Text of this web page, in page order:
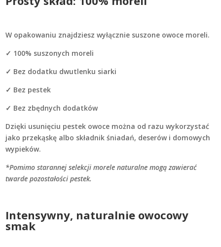
W opakowaniu znajdziesz wyłącznie suszone owoce moreli.
✓ 100% suszonych moreli
✓ Bez dodatku dwutlenku siarki
✓ Bez pestek
✓ Bez zbędnych dodatków
Dzięki usunięciu pestek owoce można od razu wykorzystać
jako przekąskę albo składnik śniadań, deserów i domowych
wypieków.
*Pomimo starannej selekcji morele naturalne mogą zawierać
twarde pozostałości pestek.
Intensywny, naturalnie owocowy
smak